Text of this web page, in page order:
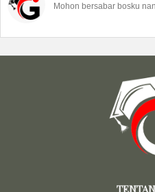
Mohon bersabar bosku